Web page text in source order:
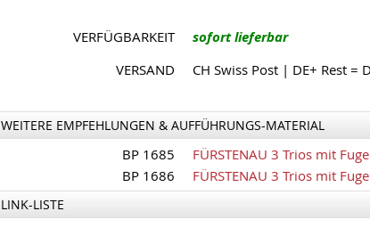
VERFÜGBARKEIT sofort lieferbar
VERSAND CH Swiss Post | DE+ Rest =
WEITERE EMPFEHLUNGEN & AUFFÜHRUNGS-MATERIAL
BP 1685
FÜRSTENAU 3 Trios mit
BP 1686
FÜRSTENAU 3 Trios mit
LINK-LISTE